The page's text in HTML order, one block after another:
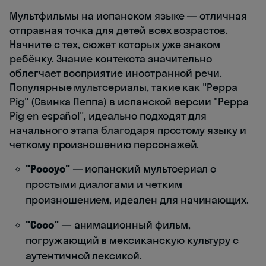
Мультфильмы на испанском языке — отличная
отправная точка для детей всех возрастов.
Начните с тех, сюжет которых уже знаком
ребёнку. Знание контекста значительно
облегчает восприятие иностранной речи.
Популярные мультсериалы, такие как "Peppa
Pig" (Свинка Пеппа) в испанской версии "Peppa
Pig en español", идеально подходят для
начального этапа благодаря простому языку и
четкому произношению персонажей.
"Pocoyo"— испанский мультсериал с
простыми диалогами и четким
произношением, идеален для начинающих.
"Coco"— анимационный фильм,
погружающий в мексиканскую культуру с
аутентичной лексикой.